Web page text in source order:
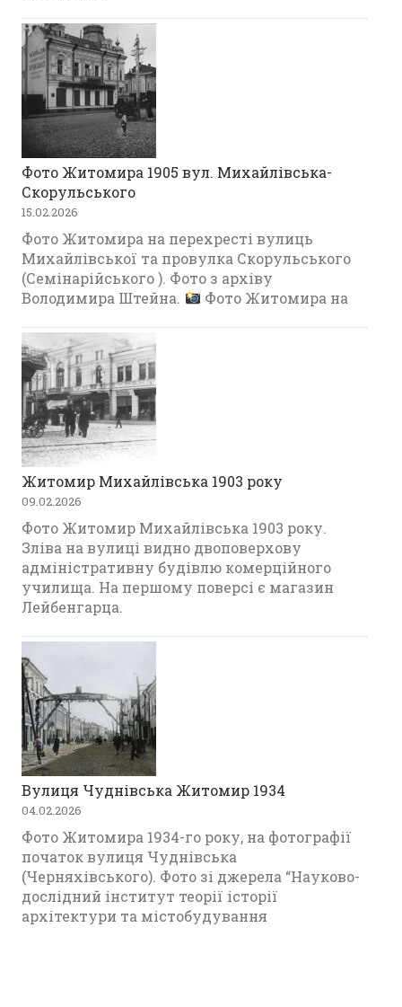
Фото Житомира 1905 вул. Михайлівська-
Скорульського
15.02.2026
Фото Житомира на перехресті вулиць
Михайлівської та провулка Скорульського
(Семінарійського ). Фото з архіву
Володимира Штейна.
Фото Житомира на
Житомир Михайлівська 1903 року
09.02.2026
Фото Житомир Михайлівська 1903 року.
Зліва на вулиці видно двоповерхову
адміністративну будівлю комерційного
училища. На першому поверсі є магазин
Лейбенгарца.
Вулиця Чуднівська Житомир 1934
04.02.2026
Фото Житомира 1934-го року, на фотографії
початок вулиця Чуднівська
(Черняхівського). Фото зі джерела “Науково-
дослідний інститут теорії історії
архітектури та містобудування